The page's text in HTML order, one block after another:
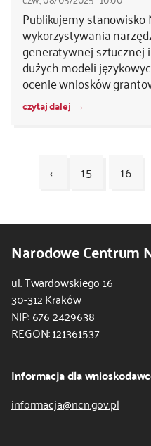
Publikujemy stanowisko
wykorzystywania
generatywnej sztucznej
dużych modeli
ocenie wniosków
czytaj dalej
‹ 15 16
iNarodowe Centrum
ul. Twardowskiego 16
30-312 Kraków
NIP: 676 2429638
REGON: 121361537
Informacja dla
informacja@ncn.gov.pl